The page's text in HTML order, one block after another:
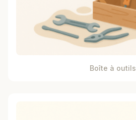
Boîte à outils